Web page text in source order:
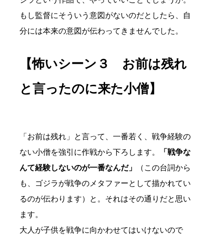
もし監督にそういう意図がないのだとしたら、自
分には本来の意図が伝わってきませんでした。
【怖いシーン３ お前は残れ
と言ったのに来た小僧】
「お前は残れ」と言って、一番若く、戦争経験の
ない小僧を強引に作戦から下ろします。
「戦争な
んて経験しないのが一番なんだ」
（この台詞から
も、ゴジラが戦争のメタファーとして描かれてい
るのが伝わります）と。それはその通りだと思い
ます。
大人が子供を戦争に向かわせてはいけないので